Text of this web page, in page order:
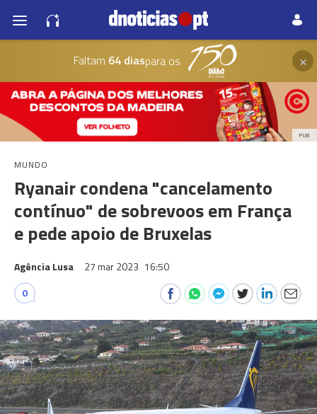
Faltam 64 diaspara os ×
PUB
MUNDO
Ryanair condena "cancelamento
contínuo" de sobrevoos em França
e pede apoio de Bruxelas
Agência Lusa 27 mar 2023 16:50
0